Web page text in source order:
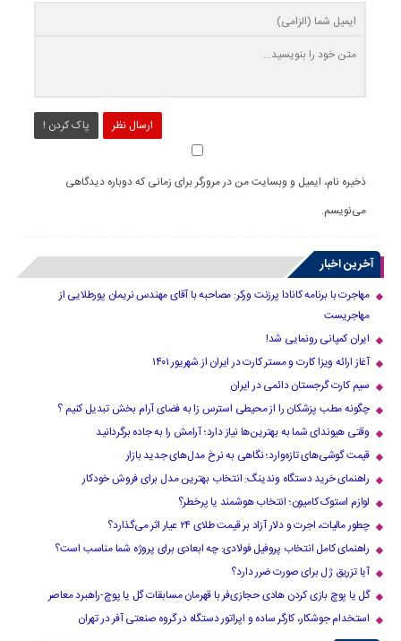
ارسال نظر پاک کردن !
ذخیره نام، ایمیل و وبسایت من در مرورگر برای زمانی که دوباره دیدگاهی
می‌نویسم.
آخرین اخبار
مهاجرت با برنامه کانادا پرزنت ورکر: مصاحبه با آقای مهندس نریمان پورطلایی از
مهاجریست
ایران کمپانی رونمایی شد!
آغاز ارائه ویزا کارت و مستر کارت در ایران از شهریور ۱۴۰۱
سیم کارت گرجستان دائمی در ایران
چگونه مطب پزشکان را از محیطی استرس زا به فضای آرام بخش تبدیل کنیم ؟
وقتی هیوندای شما به بهترین‌ها نیاز دارد؛ آرامش را به جاده برگردانید
قیمت گوشی‌های تازه‌وارد؛ نگاهی به نرخ مدل‌های جدید بازار
راهنمای خرید دستگاه وندینگ: انتخاب بهترین مدل برای فروش خودکار
لوازم استوک کامیون؛ انتخاب هوشمند یا پرخطر؟
چطور مالیات، اجرت و دلار آزاد بر قیمت طلای ۲۴ عیار اثر می‌گذارد؟
راهنمای کامل انتخاب پروفیل فولادی: چه ابعادی برای پروژه شما مناسب است؟
آیا تزریق ژل برای صورت ضرر دارد​؟
گل یا پوچ بازی کردن هادی حجازی‌فر با قهرمان مسابقات گل یا پوچ-راهبرد معاصر
استخدام جوشکار، کارگر ساده و اپراتور دستگاه در گروه صنعتی آفر در تهران